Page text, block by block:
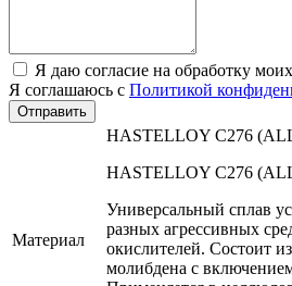
Я даю согласие на обработку моих
Я соглашаюсь с Политикой
Отправить
Материал
HASTELLOY C276
HASTELLOY C276
Универсальный сплав
разных агрессивных
окислителей. Состоит
молибдена с